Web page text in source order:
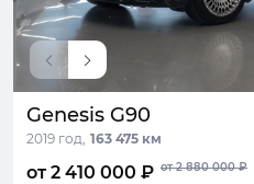
Genesis G90
2019 год, 163 475 км
от 2 410 000 ₽ от 2 880 000 ₽